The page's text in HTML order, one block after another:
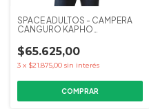
SPACE ADULTOS - CAMPERA
CANGURO KAPHO
$65.625,00
3 x $21.875,00 sin interés
COMPRAR